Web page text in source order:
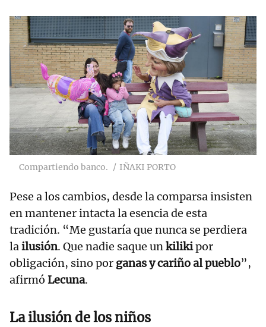
Compartiendo banco. IÑAKI PORTO
Pese a los cambios, desde la comparsa insisten
en mantener intacta la esencia de esta
tradición. “Me gustaría que nunca se perdiera
lailusión. Que nadie saque unkilikipor
obligación, sino por ganas y cariño al pueblo”,
afirmó Lecuna.
La ilusión de los niños